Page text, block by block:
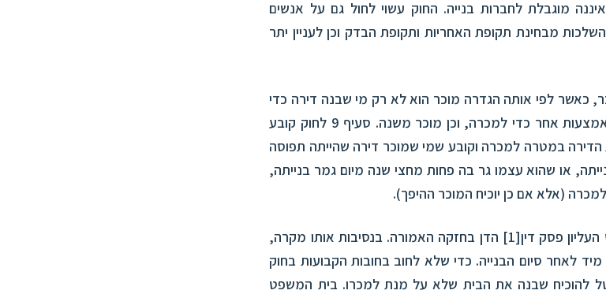
מוגבלת לחברות בנייה. החוק עשוי לחול גם על אנשים
מבחינת תקופת האחריות ותקופת הבדק וכן לעניין יתר
כאשר לפי אותה הגדרה מוכר הוא לא רק מי שבנה דירה כדי
למכרה אלא גם מי שבונה דירה באמצעות אחר כדי למכרה, וכן מוכר משנה. סעיף 9 לחוק קובע
במטרה למכרה וקובע שמי שמוכר דירה שהייתה תפוסה
או שהוא עצמו גר בה פחות מחצי שנה מיום גמר בנייתה,
(אלא אם כן יוכיח המוכר ההיפך).
[1]
הדן בחזקה האמורה. בנסיבות אותו מקרה,
לאחר סיום הבנייה. כדי שלא לחוב בחובות הקבועות בחוק
להוכיח שבנה את הבית שלא על מנת למכרו. בית המשפט